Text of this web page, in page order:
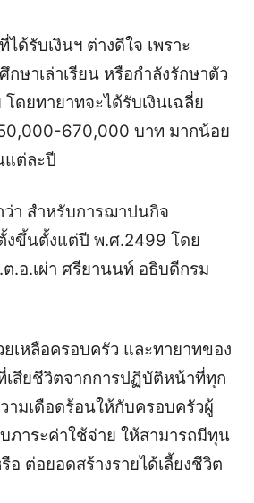
ด้รับเงินฯ ต่างดีใจ เพราะ
กษาเล่าเรียน หรือกำลังรักษาตัว
โดยทายาทจะได้รับเงินเฉลี่ย
670,000 บาท มากน้อย
ต่ละปี
า สำหรับการฌาปนกิจ
งขึ้นตั้งแต่ปี พ.ศ.2499 โดย
ต.อ.เผ่า ศรียานนท์ อธิบดีกรม
เหลือครอบครัว และทายาทของ
เสียชีวิตจากการปฏิบัติหน้าที่ทุก
ามเดือดร้อนให้กับครอบครัวผู้
ภาระค่าใช้จ่าย ให้สามารถมีทุน
อ ต่อยอดสร้างรายได้เลี้ยงชีวิต